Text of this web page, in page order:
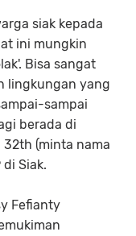
siak kepada
ini mungkin
Bisa sangat
lingkungan yang
sampai
berada di
(minta nama
Siak.
Fefianty